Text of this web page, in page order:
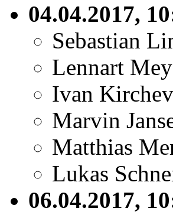
04.04.2017,
Sebastian
Lennart
Ivan Kirchev
Marvin
Matthias
Lukas
06.04.2017,